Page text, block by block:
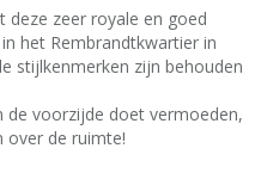
zeer royale en goed
het Rembrandtkwartier in
stijlkenmerken zijn behouden
de voorzijde doet vermoeden,
over de ruimte!